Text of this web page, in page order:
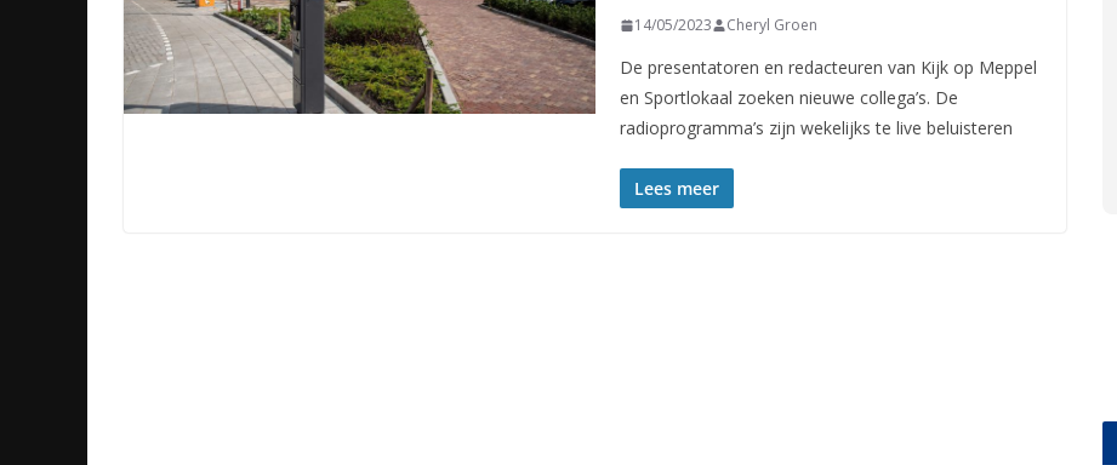
14/05/2023 Cheryl Groen
De presentatoren en redacteuren van Kijk op Meppel
en Sportlokaal zoeken nieuwe collega’s. De
radioprogramma’s zijn wekelijks te live beluisteren
Lees meer